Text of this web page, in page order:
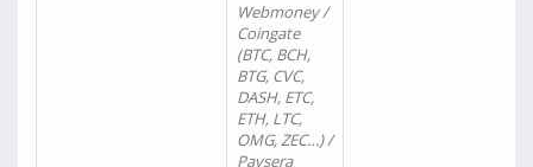
Webmoney /
Coingate
(BTC, BCH,
BTG, CVC,
DASH, ETC,
ETH, LTC,
OMG, ZEC…) /
Paysera